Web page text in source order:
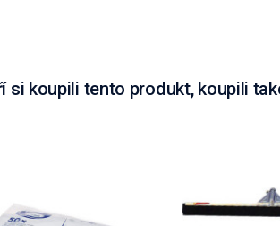
si koupili tento produkt, koupili